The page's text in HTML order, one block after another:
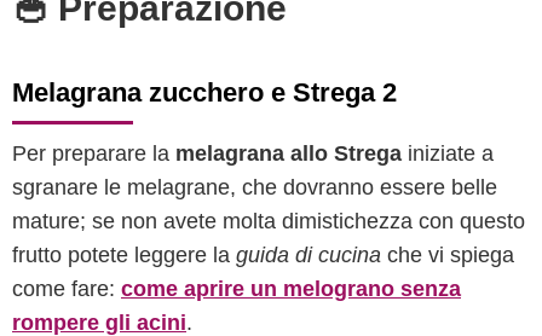
Melagrana zucchero e Strega 2
Per preparare la melagrana allo Strega iniziate a
sgranare le melagrane, che dovranno essere belle
mature; se non avete molta dimistichezza con questo
frutto potete leggere la guida di cucina che vi spiega
come fare: come aprire un melograno senza
rompere gli acini.